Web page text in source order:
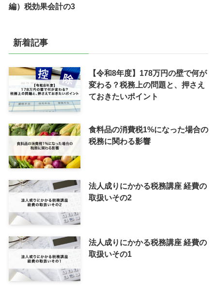
編）税効果会計の3
新着記事
【令和8年度】178万円の壁で何が
変わる？税務上の問題と、押さえ
ておきたいポイント
食料品の消費税1%になった場合の
税務に関わる影響
法人成りにかかる税務講座 経費の
取扱いその2
法人成りにかかる税務講座 経費の
取扱いその1